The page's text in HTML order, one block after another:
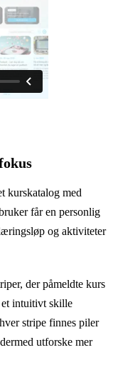
kurskatalog med
får en personlig
og aktiviteter
der påmeldte kurs
et intuitivt skille
stripe finnes piler
utforske mer